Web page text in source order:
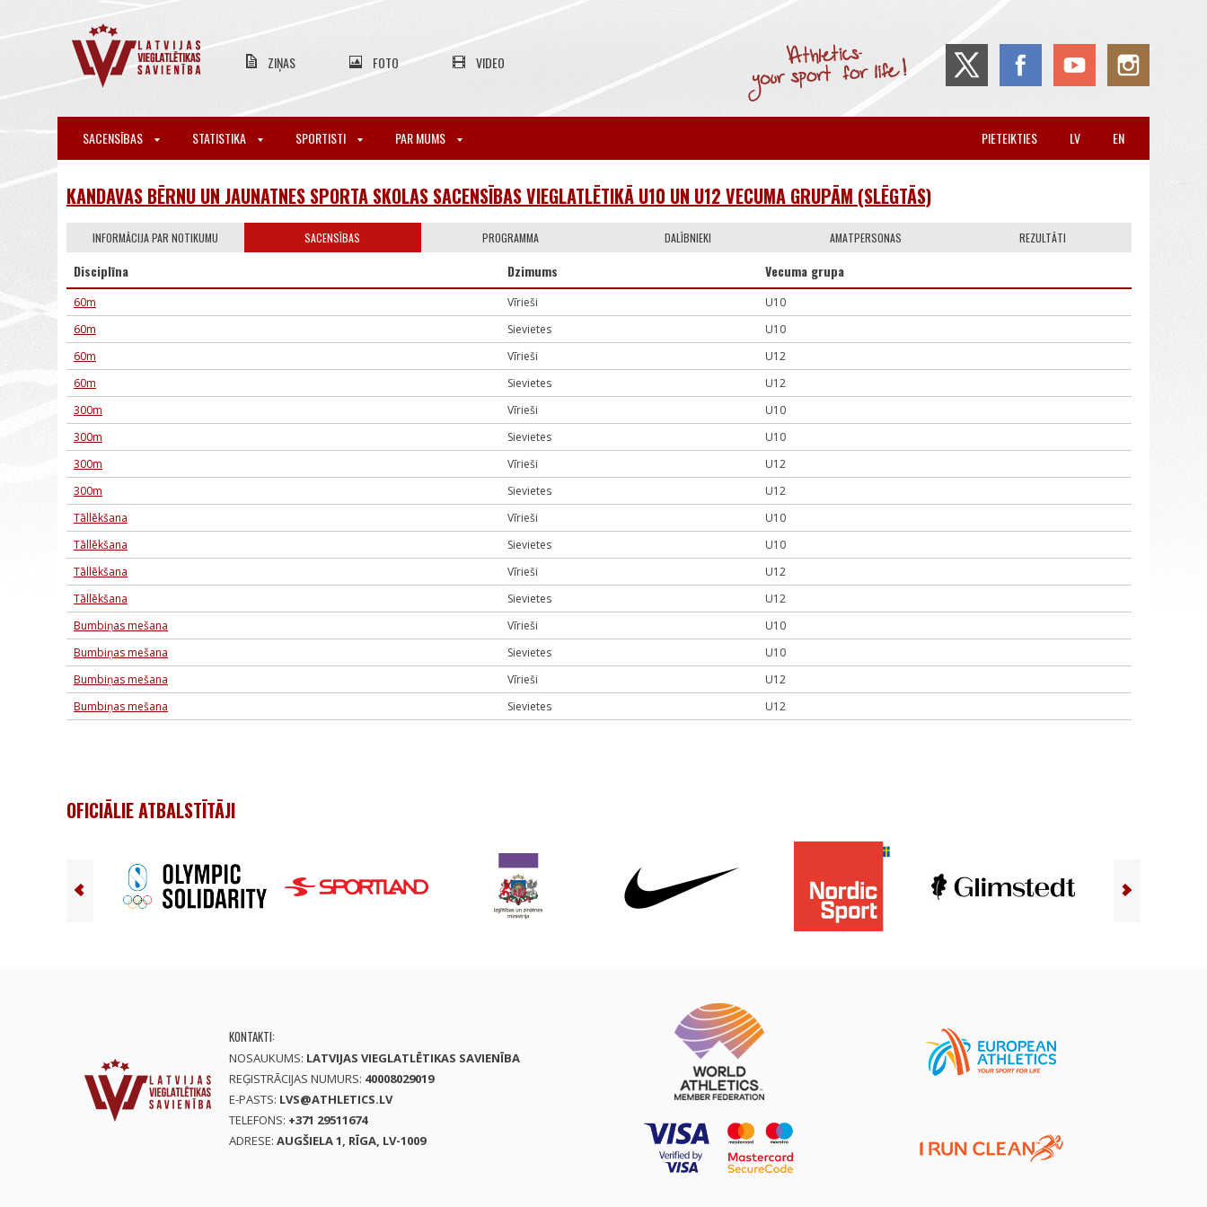
ZIŅAS FOTO VIDEO
SACENSĪBAS STATISTIKA SPORTISTI PAR MUMS EN
LV
PIETEIKTIES
KANDAVAS BĒRNU UN JAUNATNES SPORTA SKOLAS SACENSĪBAS VIEGLATLĒTIKĀ U10 UN U12 VECUMA GRUPĀM (SLĒGTĀS)
INFORMĀCIJA PAR NOTIKUMU SACENSĪBAS PROGRAMMA DALĪBNIEKI AMATPERSONAS REZULTĀTI
Disciplīna Dzimums Vecuma grupa
60m Vīrieši
U10
60m
Sievietes
U10
60m
Vīrieši
U12
60m
Sievietes
U12
300m
Vīrieši
U10
300m
Sievietes
U10
300m
Vīrieši
U12
300m
Sievietes
U12
Tāllēkšana
Vīrieši
U10
Tāllēkšana
Sievietes
U10
Tāllēkšana
Vīrieši
U12
Tāllēkšana
Sievietes
U12
Bumbiņas mešana
Vīrieši
U10
Bumbiņas mešana
Sievietes
U10
Bumbiņas mešana
Vīrieši
U12
Bumbiņas mešana
Sievietes U12
OFICIĀLIE ATBALSTĪTĀJI
KONTAKTI:
NOSAUKUMS: LATVIJAS VIEGLATLĒTIKAS SAVIENĪBA
REĢISTRĀCIJAS NUMURS: 40008029019
E-PASTS: LVS@ATHLETICS.LV
TELEFONS: +371 29511674
ADRESE: AUGŠIELA 1, RĪGA, LV-1009